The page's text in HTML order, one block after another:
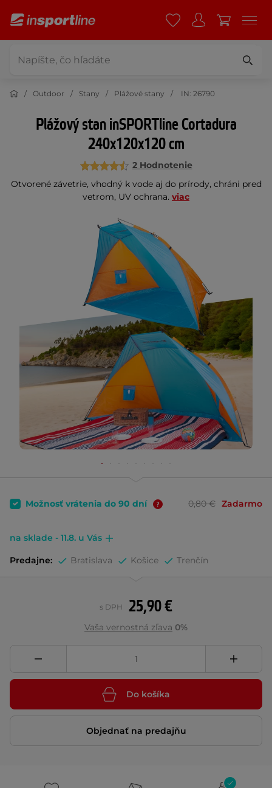
Outdoor Stany Plážové stany IN: 26790
Plážový stan inSPORTline Cortadura
240x120x120 cm
2 Hodnotenie
Otvorené závetrie, vhodný k vode aj do prírody, chráni pred
vetrom, UV ochrana. viac
Možnosť vrátenia do 90 dní 0,80 € Zadarmo
na sklade - 11.8. u Vás
Predajne: Bratislava Košice Trenčín
25,90 €
s DPH
Vaša vernostná zľava 0%
Do košíka
Objednať na predajňu